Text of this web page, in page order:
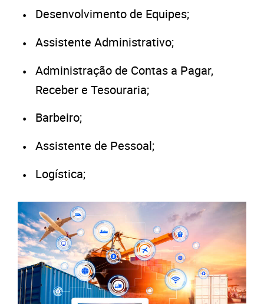
Desenvolvimento de Equipes;
Assistente Administrativo;
Administração de Contas a Pagar,
Receber e Tesouraria;
Barbeiro;
Assistente de Pessoal;
Logística;